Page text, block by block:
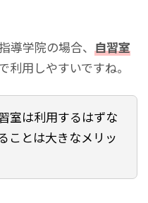
導学院の場合、 自習室
利用しやすいですね。
室は利用するはずな
ことは大きなメリッ